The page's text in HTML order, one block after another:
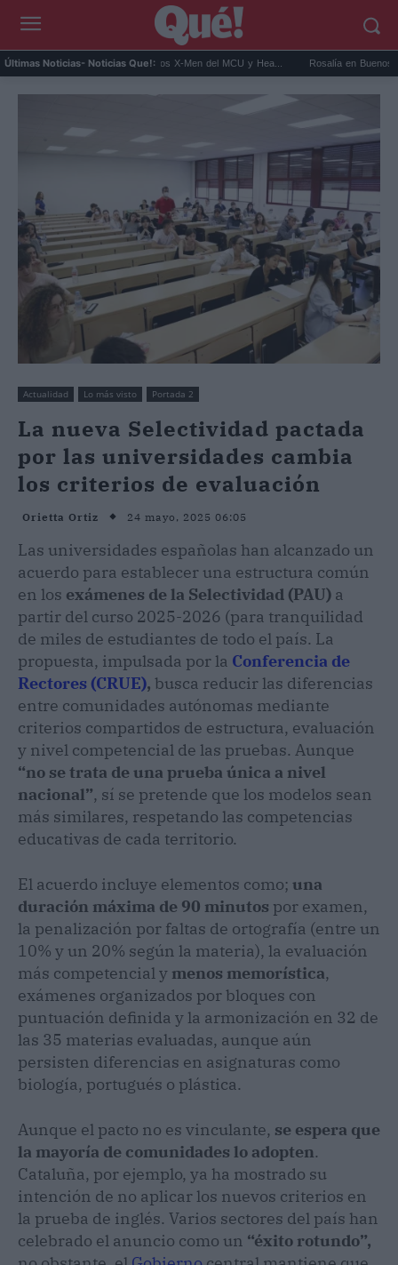
Últimas Noticias- Noticias Que!:
será Cíclope en los X-Men del MCU y Hea... Rosalía en Buenos Aires:
Actualidad Lo más visto Portada 2
La nueva Selectividad pactada
por las universidades cambia
los criterios de evaluación
Orietta Ortiz 24 mayo, 2025 06:05
Las universidades españolas han alcanzado un
acuerdo para establecer una estructura común
en los exámenes de la Selectividad (PAU) a
partir del curso 2025-2026 (para tranquilidad
de miles de estudiantes de todo el país. La
propuesta, impulsada por la Conferencia de
Rectores (CRUE), busca reducir las diferencias
entre comunidades autónomas mediante
criterios compartidos de estructura, evaluación
y nivel competencial de las pruebas. Aunque
“no se trata de una prueba única a nivel
nacional”, sí se pretende que los modelos sean
más similares, respetando las competencias
educativas de cada territorio.
El acuerdo incluye elementos como; una
duración máxima de 90 minutos por examen,
la penalización por faltas de ortografía (entre un
10% y un 20% según la materia), la evaluación
más competencial y menos memorística,
exámenes organizados por bloques con
puntuación definida y la armonización en 32 de
las 35 materias evaluadas, aunque aún
persisten diferencias en asignaturas como
biología, portugués o plástica.
Aunque el pacto no es vinculante, se espera que
la mayoría de comunidades lo adopten.
Cataluña, por ejemplo, ya ha mostrado su
intención de no aplicar los nuevos criterios en
la prueba de inglés. Varios sectores del país han
celebrado el anuncio como un “éxito rotundo”,